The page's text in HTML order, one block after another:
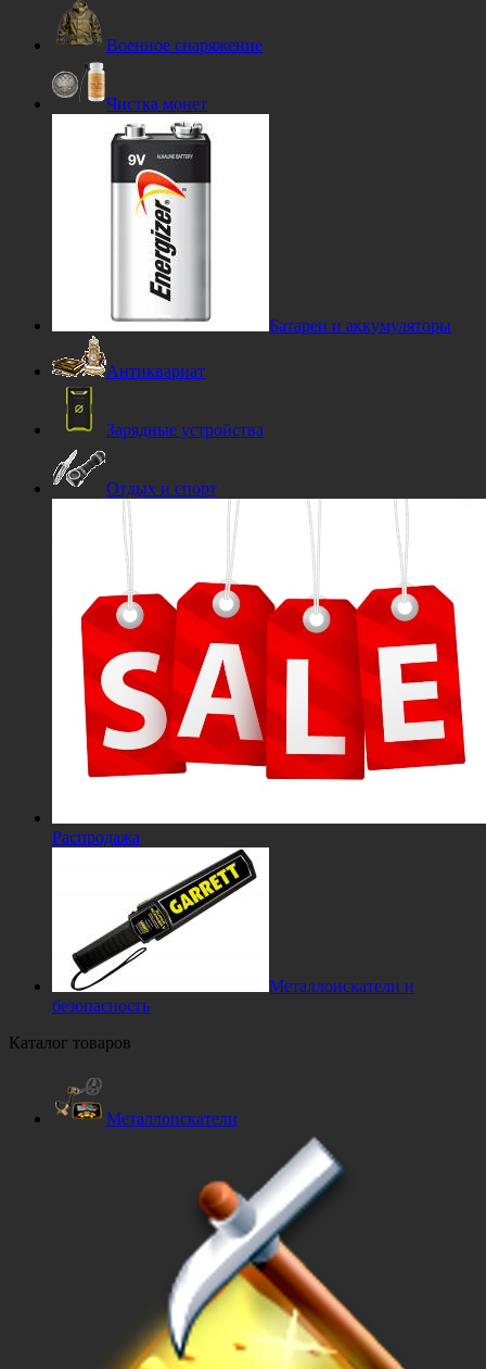
Военное снаряжение
Чистка монет
Батареи и аккумуляторы
Антиквариат
Зарядные устройства
Отдых и спорт
Распродажа
Металлоискатели и
безопасность
Каталог товаров
Металлоискатели